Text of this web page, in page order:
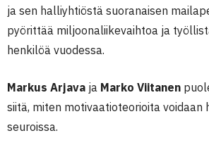
ja sen halliyhtiöstä suoranaisen
pyörittää miljoonaliikevaihtoa ja
henkilöä vuodessa.
Markus Arjava ja Marko Viitanen
siitä, miten motivaatioteorioita voidaan
seuroissa.